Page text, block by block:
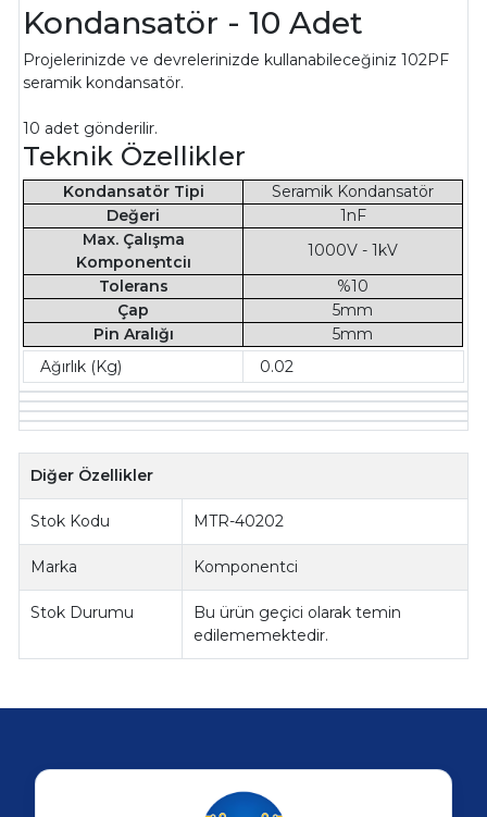
Kondansatör - 10 Adet
Projelerinizde ve devrelerinizde kullanabileceğiniz 102PF
seramik kondansatör.
10 adet gönderilir.
Teknik Özellikler
Kondansatör Tipi
Seramik Kondansatör
Değeri
1nF
Max. Çalışma
Komponentciı
1000V - 1kV
Tolerans
%10
Çap
5mm
Pin Aralığı
5mm
Ağırlık (Kg)
0.02
Diğer Özellikler
Stok Kodu MTR-40202
Marka Komponentci
Stok Durumu
Bu ürün geçici olarak temin
edilememektedir.